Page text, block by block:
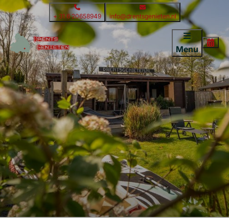
+ 31 6 20658949 info@drentsgenieten.nl
Menu